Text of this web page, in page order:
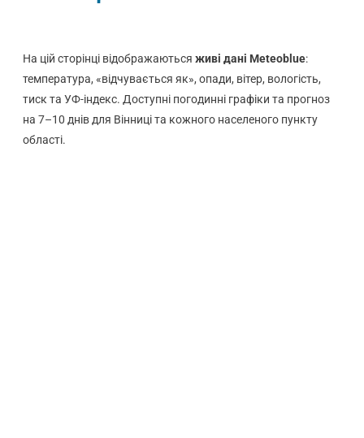
На цій сторінці відображаються живі дані Meteoblue:
температура, «відчувається як», опади, вітер, вологість,
тиск та УФ-індекс. Доступні погодинні графіки та прогноз
на 7–10 днів для Вінниці та кожного населеного пункту
області.